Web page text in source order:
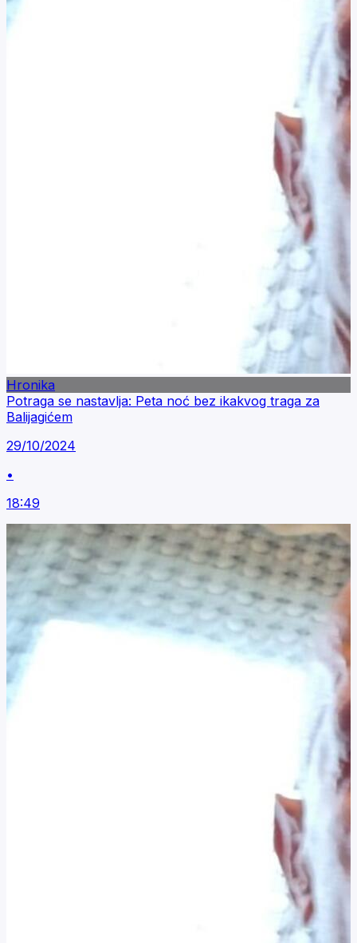
Hronika
Potraga se nastavlja: Peta noć bez ikakvog traga za
Balijagićem
29/10/2024
•
18:49